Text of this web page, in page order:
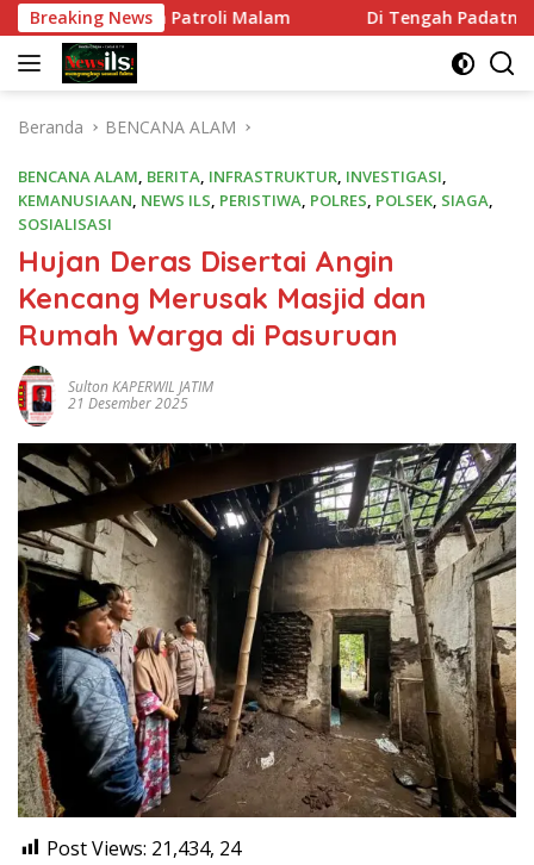
Langsung
ke
konten
Breaking News
Patroli Malam Di Tengah Padatnya Tugas,
Beranda BENCANA ALAM
BENCANA ALAM, BERITA, INFRASTRUKTUR, INVESTIGASI,
KEMANUSIAAN, NEWS ILS, PERISTIWA, POLRES, POLSEK, SIAGA,
SOSIALISASI
Hujan Deras Disertai Angin
Kencang Merusak Masjid dan
Rumah Warga di Pasuruan
Sulton KAPERWIL JATIM
21 Desember 2025
Post Views: 21,434, 24